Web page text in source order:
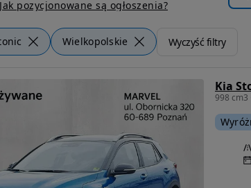
Jak pozycjonowane są ogłoszenia?
Wielkopolskie Wyczyść filtry
Kia